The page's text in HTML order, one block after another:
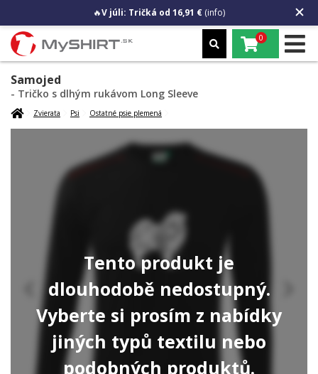
🔥V júli: Tričká od 16,91 € (info)
0
Samojed
- Tričko s dlhým rukávom Long Sleeve
Zvierata Psi Ostatné psie plemená
Tento produkt je
dlouhodobě nedostupný.
Vyberte si prosím z nabídky
jiných typů textilu nebo
podobných produktů.